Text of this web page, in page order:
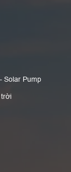
Solar Pump
trời